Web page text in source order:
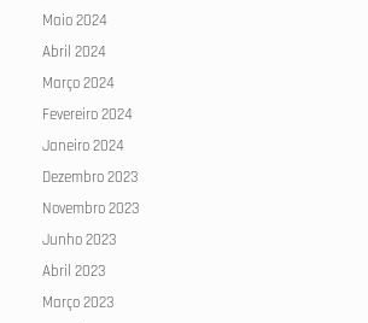
Maio 2024
Abril 2024
Março 2024
Fevereiro 2024
Janeiro 2024
Dezembro 2023
Novembro 2023
Junho 2023
Abril 2023
Março 2023